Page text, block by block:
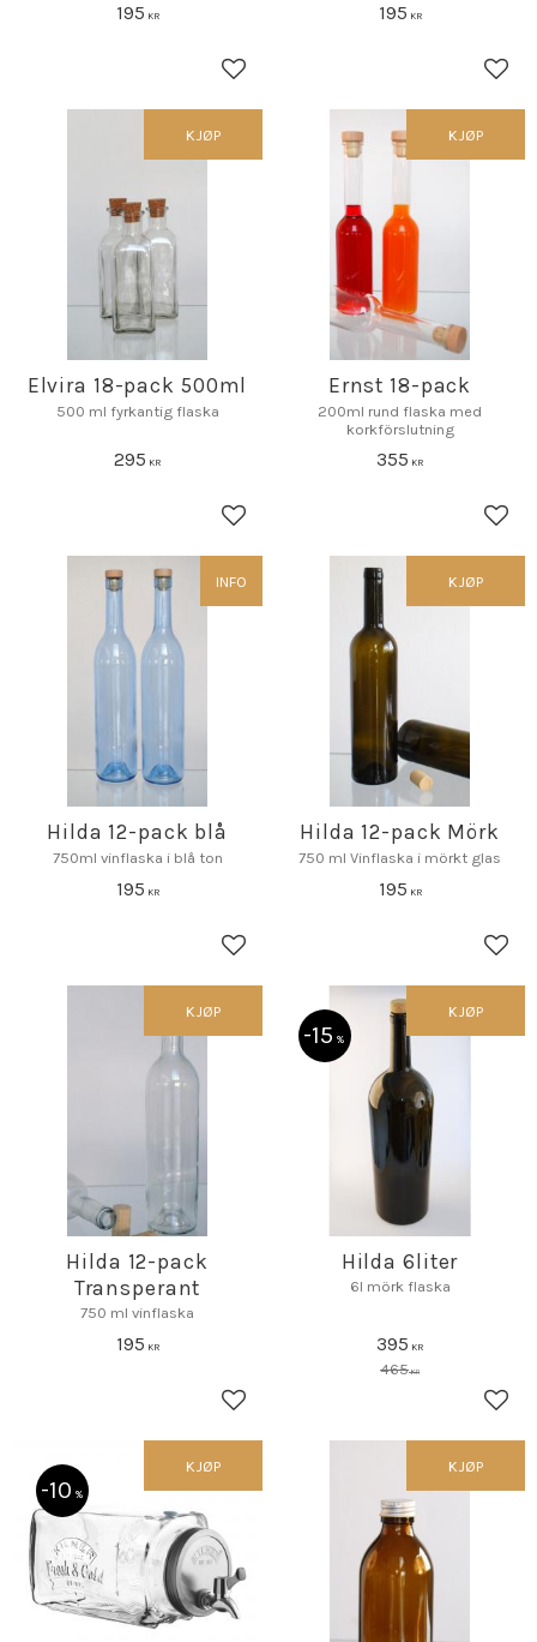
195 KR
Lagre som favoritt
195 KR
Elvira 18-pack 500ml
500 ml fyrkantig flaska
295 KR
Lagre som favoritt
KJØP
Ernst 18-pack
200ml rund flaska med
korkförslutning
355 KR
KJØP
Hilda 12-pack blå
750ml vinflaska i blå ton
195 KR
Lagre som favoritt
INFO
Hilda 12-pack Mörk
750 ml Vinflaska i mörkt glas
195 KR
KJØP
Hilda 12-pack
Transperant
750 ml vinflaska
195 KR
Lagre som favoritt
KJØP
Hilda 6liter
6l mörk flaska
395 KR
465KR
15 %
KJØP
10 %
KJØP KJØP